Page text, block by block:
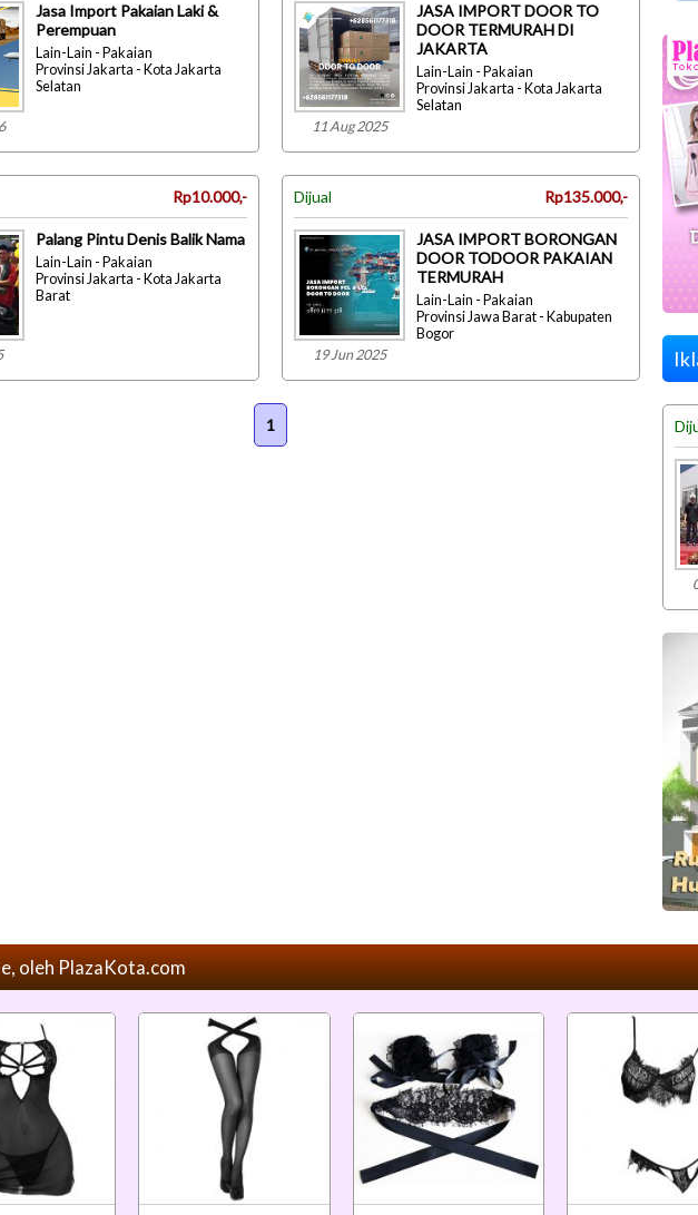
Jasa Import Pakaian Laki &
Perempuan
Lain-Lain - Pakaian
Provinsi Jakarta - Kota Jakarta
Selatan
11 Aug 2025
JASA IMPORT DOOR TO
DOOR TERMURAH DI
JAKARTA
Lain-Lain - Pakaian
Provinsi Jakarta - Kota Jakarta
Selatan
Rp10.000,-
Palang Pintu Denis Balik Nama
Lain-Lain - Pakaian
Provinsi Jakarta - Kota Jakarta
Barat
Dijual Rp135.000,-
19 Jun 2025
JASA IMPORT BORONGAN
DOOR TODOOR PAKAIAN
TERMURAH
Lain-Lain - Pakaian
Provinsi Jawa Barat - Kabupaten
Bogor
1
oleh PlazaKota.com